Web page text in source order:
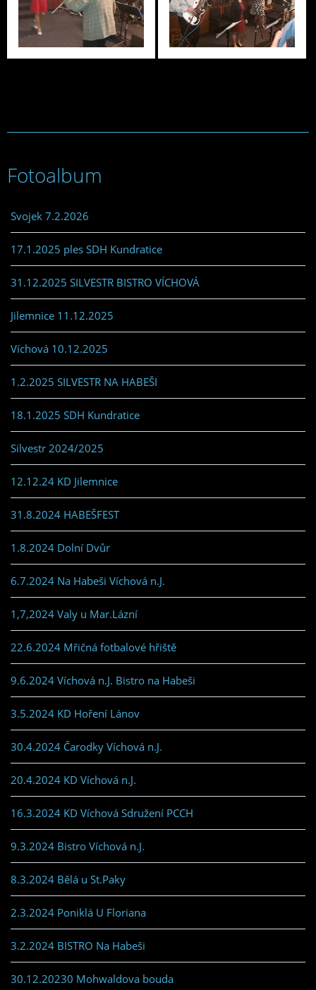
Fotoalbum
Svojek 7.2.2026
17.1.2025 ples SDH Kundratice
31.12.2025 SILVESTR BISTRO VÍCHOVÁ
Jilemnice 11.12.2025
Víchová 10.12.2025
1.2.2025 SILVESTR NA HABEŠI
18.1.2025 SDH Kundratice
Silvestr 2024/2025
12.12.24 KD Jilemnice
31.8.2024 HABEŠFEST
1.8.2024 Dolní Dvůr
6.7.2024 Na Habeši Víchová n.J.
1,7,2024 Valy u Mar.Lázní
22.6.2024 Mřičná fotbalové hřiště
9.6.2024 Víchová n.J. Bistro na Habeši
3.5.2024 KD Hoření Lánov
30.4.2024 Čarodky Víchová n.J.
20.4.2024 KD Víchová n.J.
16.3.2024 KD Víchová Sdružení PCCH
9.3.2024 Bistro Víchová n.J.
8.3.2024 Bělá u St.Paky
2.3.2024 Poniklá U Floriana
3.2.2024 BISTRO Na Habeši
30.12.20230 Mohwaldova bouda